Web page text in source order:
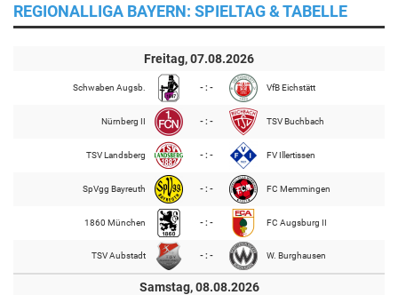
REGIONALLIGA BAYERN: SPIELTAG & TABELLE
Freitag, 07.08.2026
Schwaben Augsb. - : - VfB Eichstätt
Nürnberg II - : - TSV Buchbach
TSV Landsberg - : - FV Illertissen
SpVgg Bayreuth - : - FC Memmingen
1860 München - : - FC Augsburg II
TSV Aubstadt - : - W. Burghausen
Samstag, 08.08.2026